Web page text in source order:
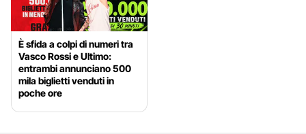
È sfida a colpi di numeri tra
Vasco Rossi e Ultimo:
entrambi annunciano 500
mila biglietti venduti in
poche ore